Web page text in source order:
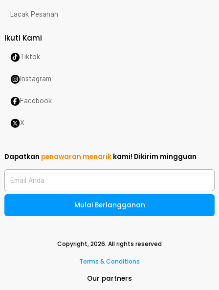
Lacak Pesanan
Ikuti Kami
Tiktok
Instagram
Facebook
X
Dapatkan penawaran menarik kami! Dikirim mingguan
Email Anda
Mulai Berlangganan
Copyright,2026. All rights reserved
Terms & Conditions
Our partners